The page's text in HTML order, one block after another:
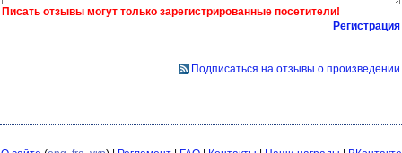
Писать отзывы могут только зарегистрированные посетители!
Регистрация
Подписаться на отзывы о произведении